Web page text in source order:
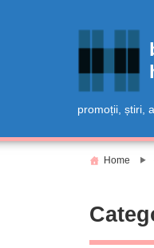
promoții, știri,
Home